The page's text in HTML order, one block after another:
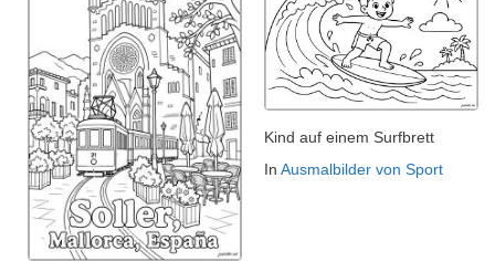
Kind auf einem Surfbrett
In Ausmalbilder von Sport